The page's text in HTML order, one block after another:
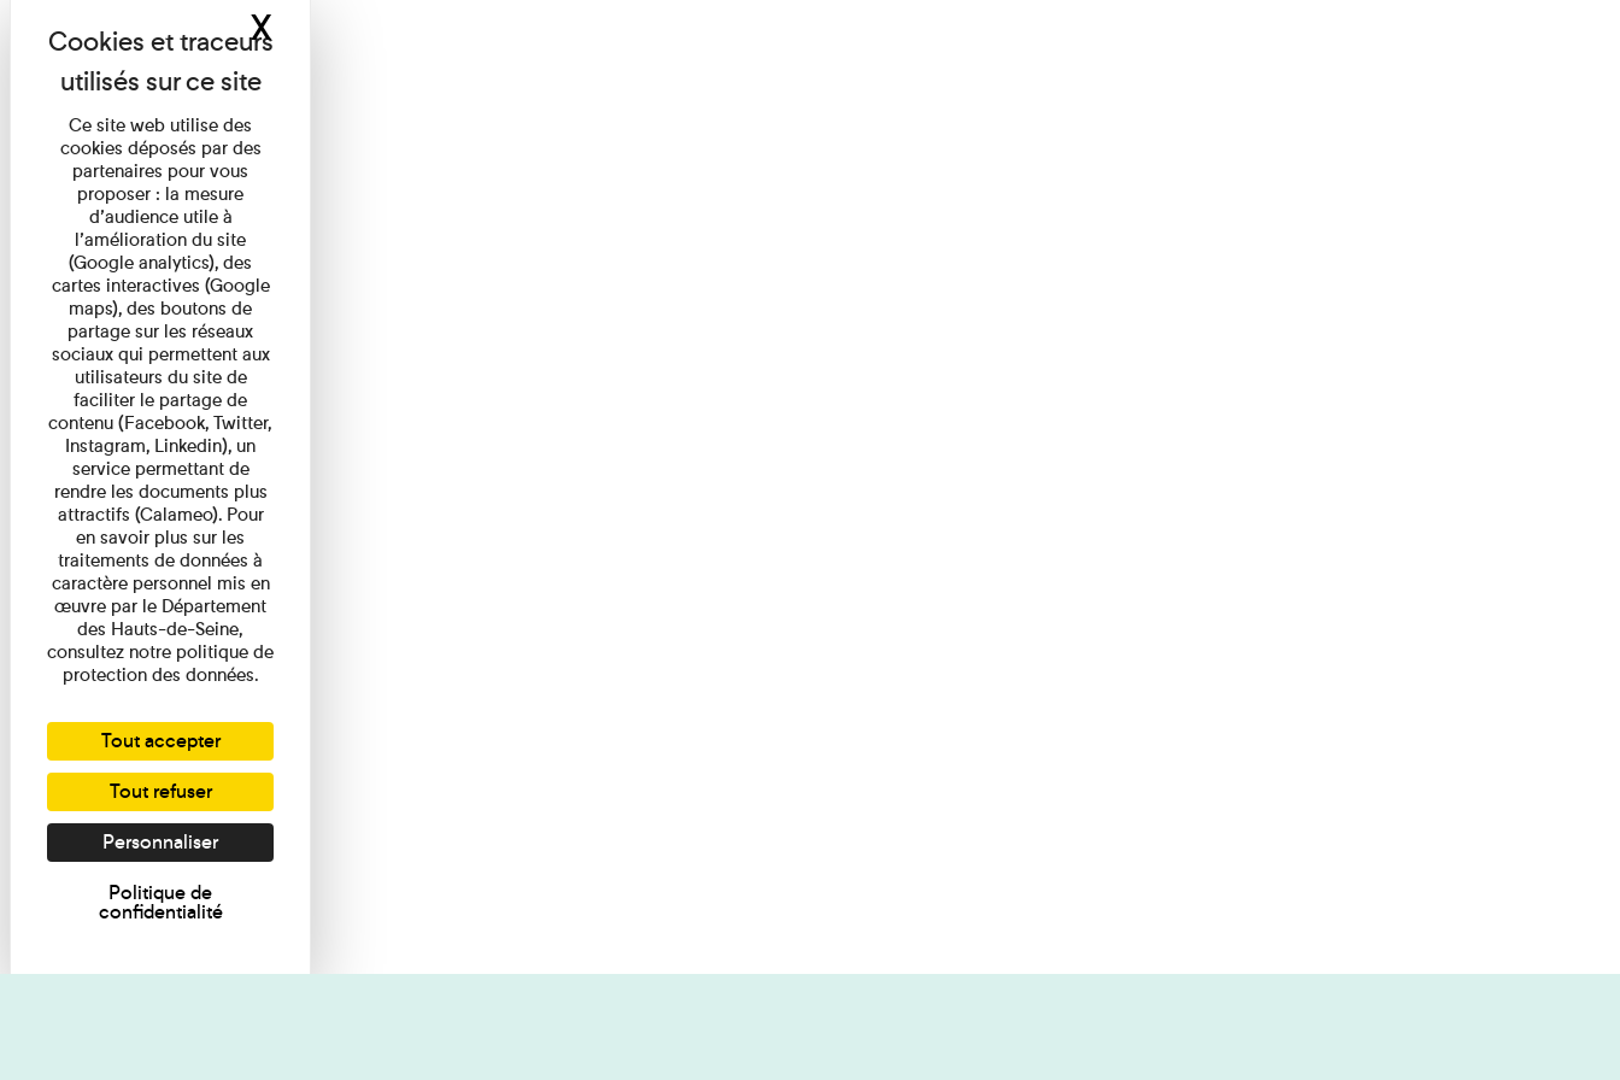
Ce site web utilise des
cookies déposés par des
partenaires pour vous
proposer : la mesure
d’audience utile à
l’amélioration du site
(Google analytics), des
cartes interactives (Google
maps), des boutons de
partage sur les réseaux
sociaux qui permettent aux
utilisateurs du site de
faciliter le partage de
contenu (Facebook, Twitter,
Instagram, Linkedin), un
service permettant de
rendre les documents plus
attractifs (Calameo). Pour
en savoir plus sur les
traitements de données à
caractère personnel mis en
œuvre par le Département
des Hauts-de-Seine,
consultez notre politique de
protection des données.
Tout accepter
Tout refuser
Personnaliser
Politique de
confidentialité
XMasquer le bandeau des cookies